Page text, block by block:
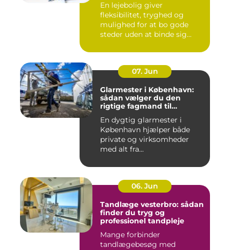
En lejebolig giver
fleksibilitet, tryghed og
mulighed for at bo gode
steder uden at binde sig
07. Jun
Glarmester i København:
sådan vælger du den
rigtige fagmand til
En dygtig glarmester i
København hjælper både
private og virksomheder
med alt fra...
06. Jun
Tandlæge vesterbro: sådan
finder du tryg og
professionel tandpleje
Mange forbinder
tandlægebesøg med